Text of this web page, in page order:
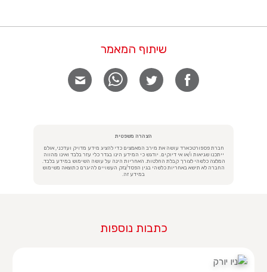
שיתוף המאמר
הצהרה משפטית
חברת פספורטכארד עושה את מירב המאמצים כדי להציג מידע מדויק ועדכני, אולם
ייתכנו שגיאות ו/או אי דיוקים. יודגש כי המידע הינו בגדר כלי עזר בלבד ואינו מהווה
המלצה כלשהי לצורך קבלת החלטות. האחריות הינה על עושה השימוש במידע בלבד.
החברה לא תישא באחריות כלשהי בגין הפסד/נזק העשויים להיגרם כתוצאה משימוש
במידע זה.
כתבות נוספות